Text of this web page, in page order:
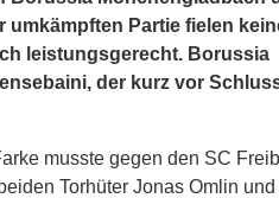
umkämpften Partie fielen
leistungsgerecht. Borussia
der kurz vor
musste gegen den SC
Torhüter Jonas Omlin und